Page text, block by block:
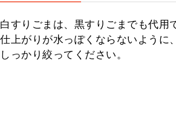
白すりごまは、黒すりごまでも代用
仕上がりが水っぽくならないように
しっかり絞ってください。